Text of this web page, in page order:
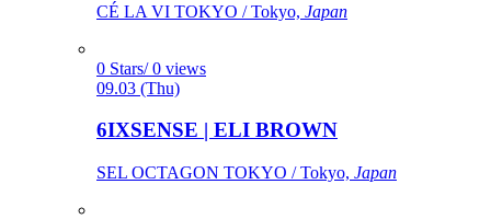
CÉ LA VI TOKYO / Tokyo, Japan
0 Stars/ 0 views
09.03 (Thu)
6IXSENSE | ELI BROWN
SEL OCTAGON TOKYO / Tokyo, Japan